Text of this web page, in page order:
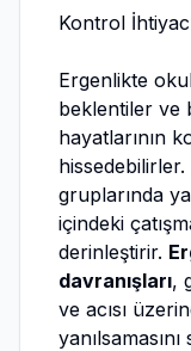
Kontrol
Ergenlikte
beklentiler ve
hayatlarının
hissedebilirler.
gruplarında
içindeki
derinleştirir.
davranışları,
ve acısı